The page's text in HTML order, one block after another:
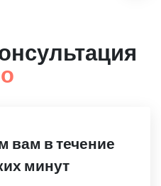
вам в течение
минут